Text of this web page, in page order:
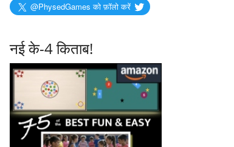
@PhysedGames को फ़ॉलो करें
नई के-4 किताब!